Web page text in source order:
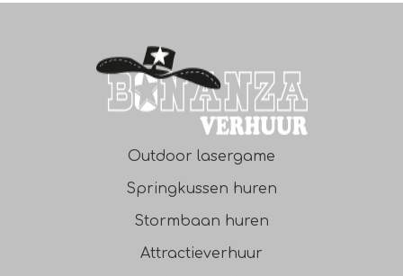
Outdoor lasergame
Springkussen huren
Stormbaan huren
Attractieverhuur